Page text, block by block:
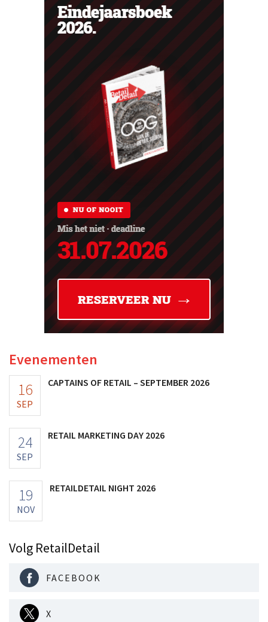
Evenementen
16
SEP
CAPTAINS OF RETAIL – SEPTEMBER 2026
24
SEP
RETAIL MARKETING DAY 2026
19
NOV
RETAILDETAIL NIGHT 2026
Volg RetailDetail
FACEBOOK
X